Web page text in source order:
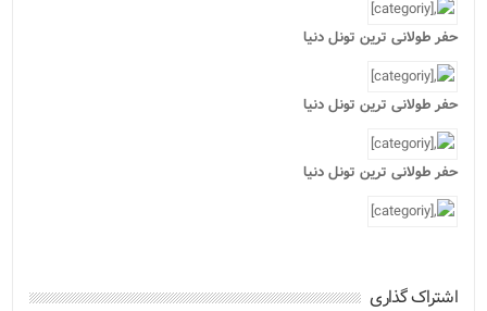
حفر طولانی ترین تونل دنیا
حفر طولانی ترین تونل دنیا
حفر طولانی ترین تونل دنیا
اشتراک گذاری